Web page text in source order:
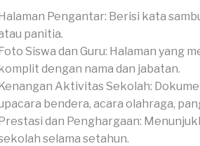
Pengantar: Berisi kata
panitia.
Siswa dan Guru: Halaman yang
dengan nama dan jabatan.
Aktivitas Sekolah:
bendera, acara olahraga,
dan Penghargaan:
selama setahun.